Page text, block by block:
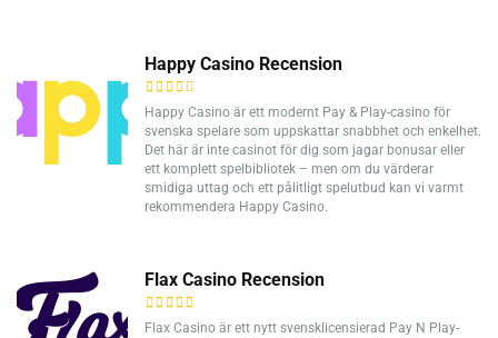
Happy Casino Recension
Happy Casino är ett modernt Pay & Play-casino för
svenska spelare som uppskattar snabbhet och enkelhet.
Det här är inte casinot för dig som jagar bonusar eller
ett komplett spelbibliotek – men om du värderar
smidiga uttag och ett pålitligt spelutbud kan vi varmt
rekommendera Happy Casino.
Flax Casino Recension
Flax Casino är ett nytt svensklicensierad Pay N Play-